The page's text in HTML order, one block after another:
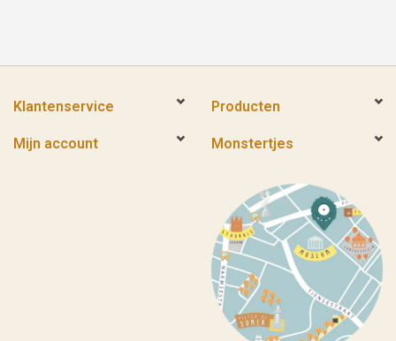
Klantenservice Producten
Mijn account Monstertjes